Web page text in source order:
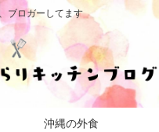
ブロガーしてます
沖縄の外食